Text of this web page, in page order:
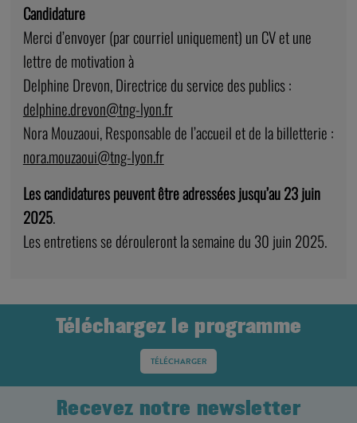
Candidature
Merci d’envoyer (par courriel uniquement) un CV et une
lettre de motivation à
Delphine Drevon, Directrice du service des publics :
delphine.drevon@tng-lyon.fr
Nora Mouzaoui, Responsable de l’accueil et de la billetterie :
nora.mouzaoui@tng-lyon.fr
Les candidatures peuvent être adressées jusqu’au 23 juin
2025.
Les entretiens se dérouleront la semaine du 30 juin 2025.
Téléchargez le programme
TÉLÉCHARGER
Recevez notre newsletter